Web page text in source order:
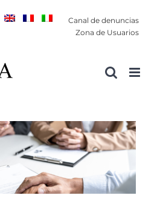
Canal de denuncias
Zona de Usuarios